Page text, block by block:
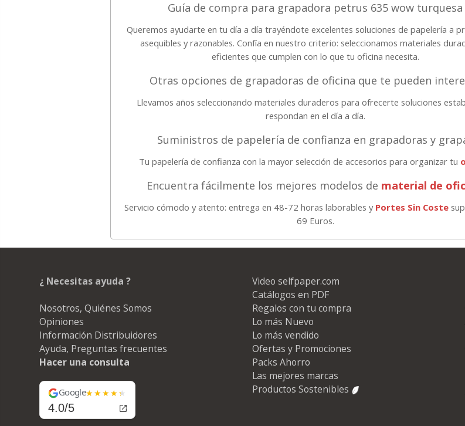
Guía de compra para grapadora petrus 635 wow turquesa
Queremos ayudarte en tu día a día trayéndote excelentes soluciones de papelería a
asequibles y razonables. Confía en nuestro criterio: seleccionamos materiales
eficientes que cumplen con lo que tu oficina necesita.
Otras opciones de grapadoras de oficina que te pueden
Llevamos años seleccionando materiales duraderos para ofrecerte soluciones
respondan en el día a día.
Suministros de papelería de confianza en grapadoras y
Tu papelería de confianza con la mayor selección de accesorios para organizar tu
Encuentra fácilmente los mejores modelos de material de
Servicio cómodo y atento: entrega en 48-72 horas laborables y Portes Sin Coste
69 Euros.
¿ Necesitas ayuda ?
Nosotros, Quiénes Somos
Opiniones
Información Distribuidores
Ayuda, Preguntas frecuentes
Hacer una consulta
Google
4.0/5
Video selfpaper.com
Catálogos en PDF
Regalos con tu compra
Lo más Nuevo
Lo más vendido
Ofertas y Promociones
Packs Ahorro
Las mejores marcas
Productos Sostenibles